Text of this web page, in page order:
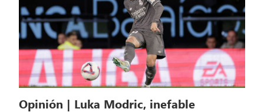
Opinión | Luka Modric, inefable